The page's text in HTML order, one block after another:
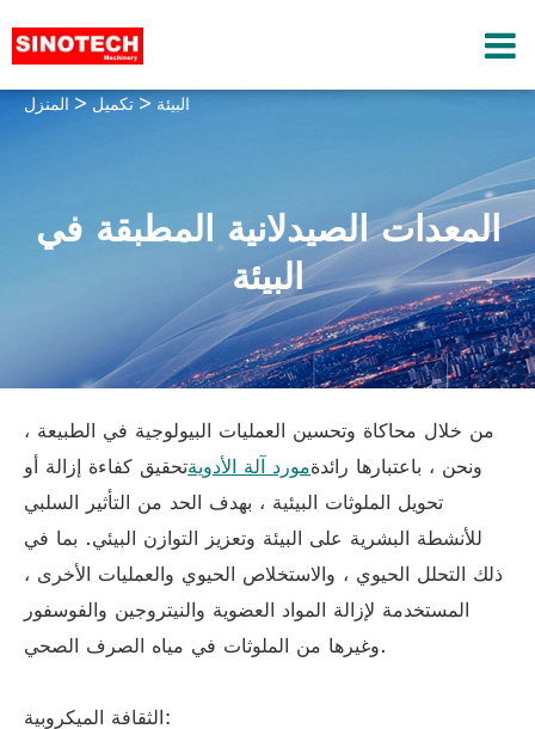
المنزل تكميل البيئة
المعدات الصيدلانية المطبقة في
البيئة
من خلال محاكاة وتحسين العمليات البيولوجية في الطبيعة ،
ونحن ، باعتبارها رائدةمورد آلة الأدويةتحقيق كفاءة إزالة أو
تحويل الملوثات البيئية ، بهدف الحد من التأثير السلبي
للأنشطة البشرية على البيئة وتعزيز التوازن البيئي. بما في
ذلك التحلل الحيوي ، والاستخلاص الحيوي والعمليات الأخرى ،
المستخدمة لإزالة المواد العضوية والنيتروجين والفوسفور
وغيرها من الملوثات في مياه الصرف الصحي.
الثقافة الميكروبية: